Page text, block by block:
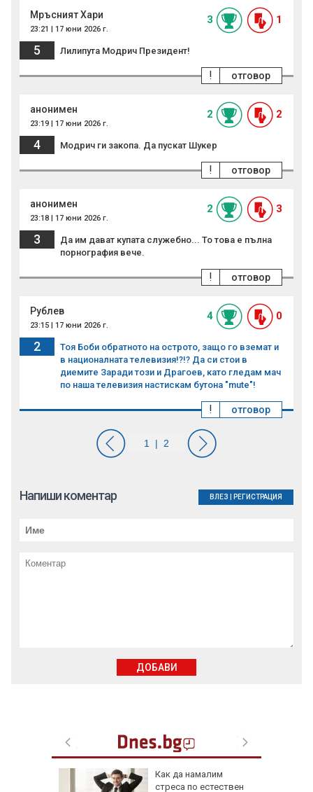
Как да намалим
стреса по естествен
Мръсният Хари
23:21 | 17 юни 2026 г.
3 1
5 Лилипута Модрич Президент!
отговор
!
анонимен
23:19 | 17 юни 2026 г.
2 2
4 Модрич ги закопа. Да пускат Шукер
отговор
!
анонимен
23:18 | 17 юни 2026 г.
2 3
3
Да им дават купата служебно... То това е пълна
порнография вече.
отговор
!
Рублев
23:15 | 17 юни 2026 г.
4 0
2
Тоя Боби обратното на острото, защо го вземат и
в националната телевизия!?!? Да си стои в
диемите Заради този и Драгоев, като гледам мач
по наша телевизия настискам бутона "mute"!
отговор
!
Напиши коментар ВЛЕЗ РЕГИСТРАЦИЯ
ДОБАВИ